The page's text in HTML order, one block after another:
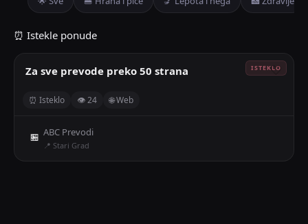
⏰ Istekle ponude
Za sve prevode preko 50 strana 🤍
⏰ Isteklo 👁 24 🌐 Web
🏪 ABC Prevodi
📍 Stari Grad